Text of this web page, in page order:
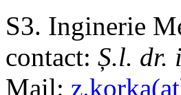
S3. Inginerie
contact: Ș.l. dr.
Mail: